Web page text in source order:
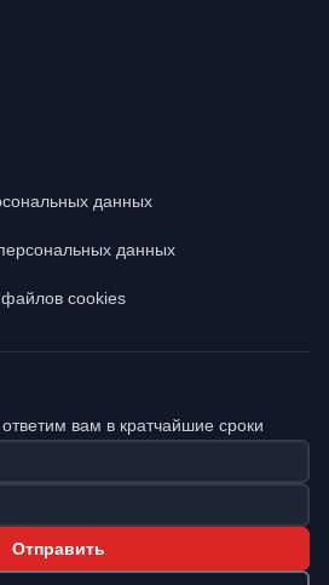
данных
данных
файлов cookies
вам в кратчайшие сроки
Отправить